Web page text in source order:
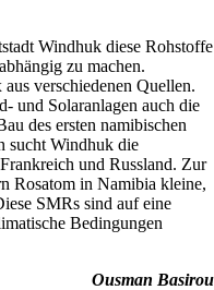
Windhuk diese Rohstoffe
zu machen.
verschiedenen Quellen.
und Solaranlagen auch die
des ersten namibischen
sucht Windhuk die
und Russland. Zur
Rosatom in Namibia kleine,
SMRs sind auf eine
Bedingungen
Ousman Basirou